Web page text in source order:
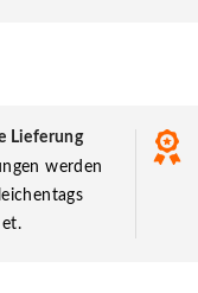
Lieferung
werden